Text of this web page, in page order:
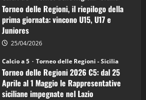
vicecampione
d’Italia
Torneo delle Regioni, il riepilogo della
prima giornata: vincono U15, U17 e
Juniores
25/04/2026
Calcio a 5 Torneo delle Regioni - Sicilia
Torneo delle Regioni 2026 C5: dal 25
Aprile al 1 Maggio le Rappresentative
siciliane impegnate nel Lazio